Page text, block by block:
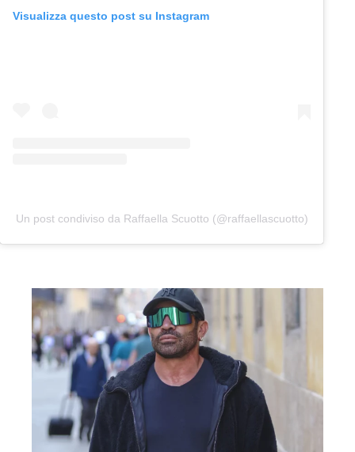
Visualizza questo post su Instagram
Un post condiviso da Raffaella Scuotto (@raffaellascuotto)